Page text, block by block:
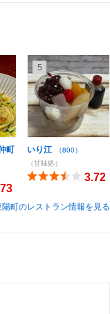
町
5
いり江
（800）
（甘味処）
3.72
町のレストラン情報を見る